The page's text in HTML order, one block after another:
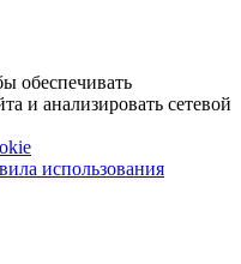
обеспечивать
и анализировать сетевой
использования